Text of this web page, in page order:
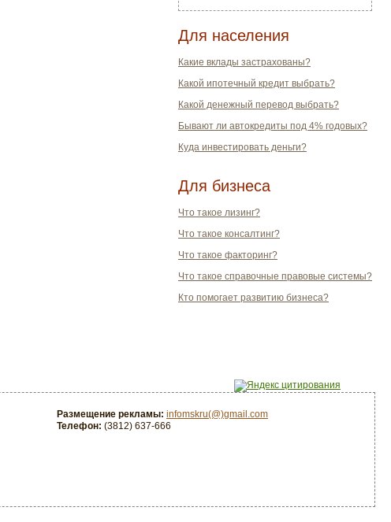
Для населения
Какие вклады застрахованы?
Какой ипотечный кредит выбрать?
Какой денежный перевод выбрать?
Бывают ли автокредиты под 4% годовых?
Куда инвестировать деньги?
Для бизнеса
Что такое лизинг?
Что такое консалтинг?
Что такое факторинг?
Что такое справочные правовые системы?
Кто помогает развитию бизнеса?
Размещение рекламы: infomskru(@)gmail.com
Телефон: (3812) 637-666